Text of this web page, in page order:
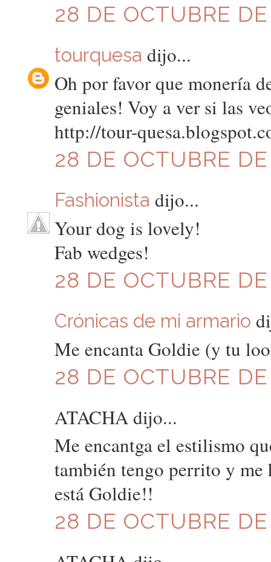
28 DE OCTUBRE
tourquesa dijo...
Oh por favor que monería
geniales! Voy a ver si las
http://tour-
28 DE OCTUBRE
Fashionista dijo...
Your dog is lovely!
Fab wedges!
28 DE OCTUBRE
Crónicas de mi armario
Me encanta Goldie (y tu
28 DE OCTUBRE
ATACHA dijo...
Me encantga el estilismo
también tengo perrito y
está Goldie!!
28 DE OCTUBRE